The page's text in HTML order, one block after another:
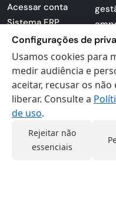
Acessar conta
Sistema ERP
Apresentação
PDF
Loja -
Certificados
Digitais
lojas
Configurações de
Usamos cookies para
medir audiência e
aceitar, recusar os
liberar. Consulte a
de uso.
Rejeitar não
essenciais